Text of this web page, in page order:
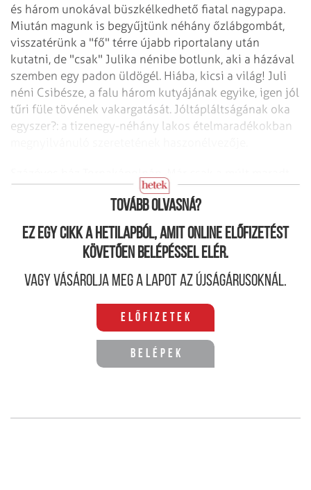
és három unokával büszkélkedhető fiatal nagypapa.
Miután magunk is begyűjtünk néhány őzlábgombát,
visszatérünk a "fő" térre újabb riportalany után
kutatni, de "csak" Julika nénibe botlunk, aki a házával
szemben egy padon üldögél. Hiába, kicsi a világ! Juli
néni Csibésze, a falu három kutyájának egyike, igen jól
tűri füle tövének vakargatását. Jóltápláltságának oka
egyszer?: a tizenegy-néhány lakos ételmaradékokban
Tovább olvasná?
Ez egy cikk a hetilapból, amit online előfizetést
követően belépéssel elér.
Vagy vásárolja meg a lapot az újságárusoknál.
Előfizetek
Belépek